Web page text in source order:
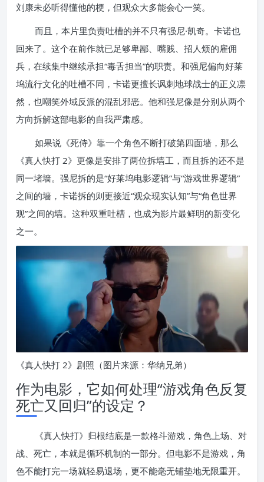
刘康未必听得懂他的梗，但观众大多能会心一笑。
而且，本片里负责吐槽的并不只有强尼·凯奇。卡诺也
回来了。这个在前作就已足够卑鄙、嘴贱、招人烦的雇佣
兵，在续集中继续承担“毒舌担当”的职责。和强尼偏向好莱
坞流行文化的吐槽不同，卡诺更擅长讽刺地球战士的正义凛
然，也嘲笑外域反派的混乱邪恶。他和强尼像是分别从两个
方向拆解这部电影的自我严肃感。
如果说《死侍》靠一个角色不断打破第四面墙，那么
《真人快打 2》更像是安排了两位拆墙工，而且拆的还不是
同一堵墙。强尼拆的是“好莱坞电影逻辑”与“游戏世界逻辑”
之间的墙，卡诺拆的则更接近“观众现实认知”与“角色世界
观”之间的墙。这种双重吐槽，也成为影片最鲜明的新变化
之一。
《真人快打 2》剧照（图片来源：华纳兄弟）
作为电影，它如何处理“游戏角色反复
死亡又回归”的设定？
《真人快打》归根结底是一款格斗游戏，角色上场、对
战、死亡，本就是循环机制的一部分。但电影不是游戏，角
色不能打完一场就轻易退场，更不能毫无铺垫地无限重开。